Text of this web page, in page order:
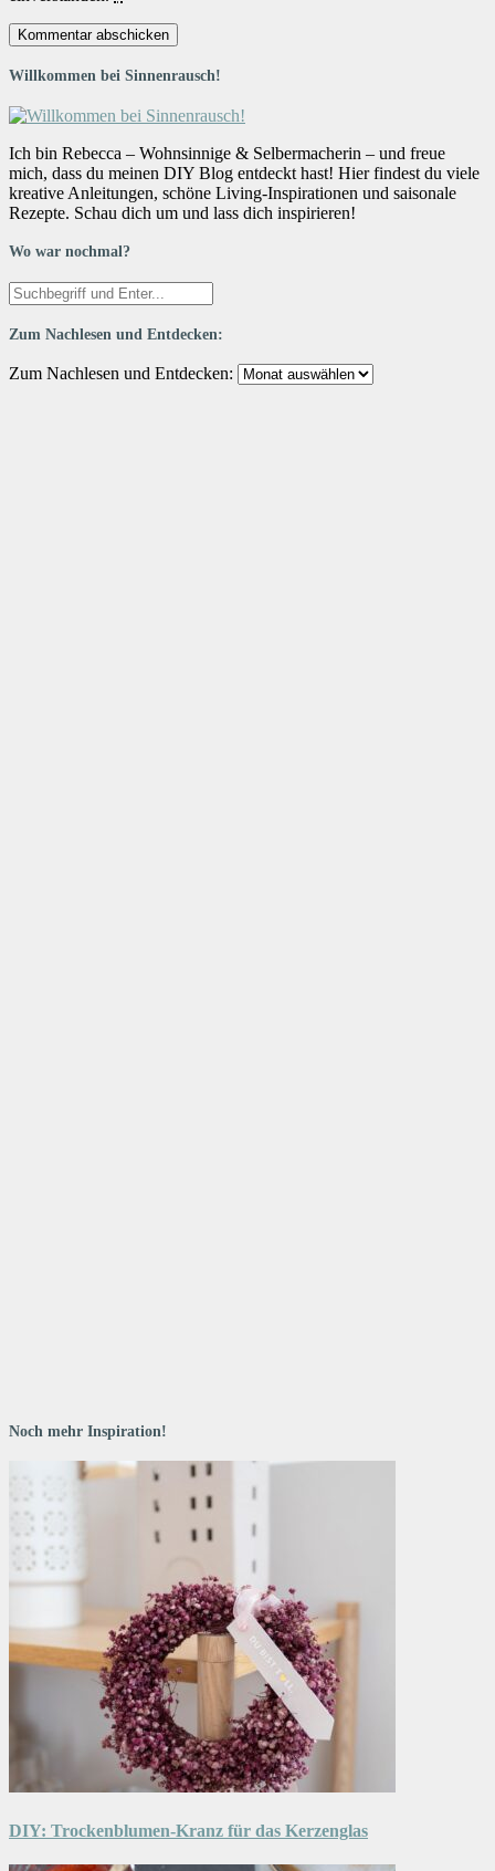
Willkommen bei Sinnenrausch!
Ich bin Rebecca – Wohnsinnige & Selbermacherin – und freue
mich, dass du meinen DIY Blog entdeckt hast! Hier findest du viele
kreative Anleitungen, schöne Living-Inspirationen und saisonale
Rezepte. Schau dich um und lass dich inspirieren!
Wo war nochmal?
Zum Nachlesen und Entdecken:
Zum Nachlesen und Entdecken:
Noch mehr Inspiration!
DIY: Trockenblumen-Kranz für das Kerzenglas